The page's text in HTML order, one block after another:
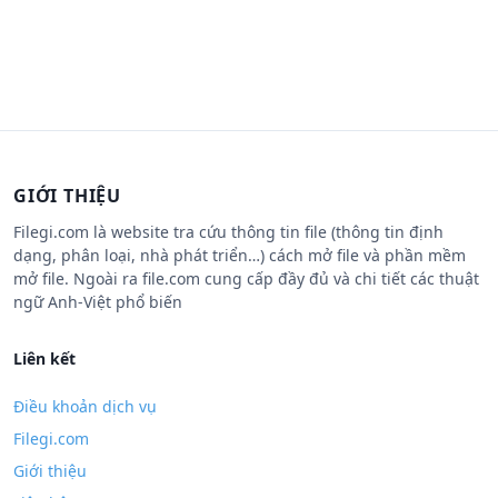
GIỚI THIỆU
Filegi.com là website tra cứu thông tin file (thông tin định
dạng, phân loại, nhà phát triển…) cách mở file và phần mềm
mở file. Ngoài ra file.com cung cấp đầy đủ và chi tiết các thuật
ngữ Anh-Việt phổ biến
Liên kết
Điều khoản dịch vụ
Filegi.com
Giới thiệu